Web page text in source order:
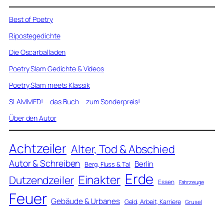
Best of Poetry
Ripostegedichte
Die Oscarballaden
Poetry Slam Gedichte & Videos
Poetry Slam meets Klassik
SLAMMED! – das Buch – zum Sonderpreis!
Über den Autor
Achtzeiler Alter, Tod & Abschied
Autor & Schreiben Berg, Fluss & Tal Berlin
Dutzendzeiler Einakter Erde Essen Fahrzeuge
Feuer Gebäude & Urbanes Geld, Arbeit, Karriere Grusel